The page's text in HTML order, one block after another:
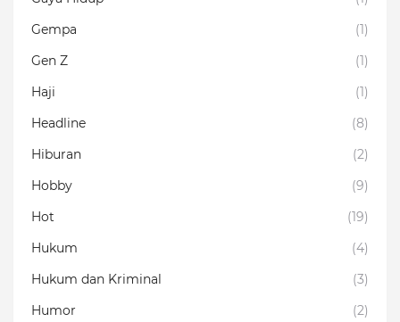
Gempa
(1)
Gen Z
(1)
Haji
(1)
Headline
(8)
Hiburan
(2)
Hobby
(9)
Hot
(19)
Hukum
(4)
Hukum dan Kriminal
(3)
Humor
(2)